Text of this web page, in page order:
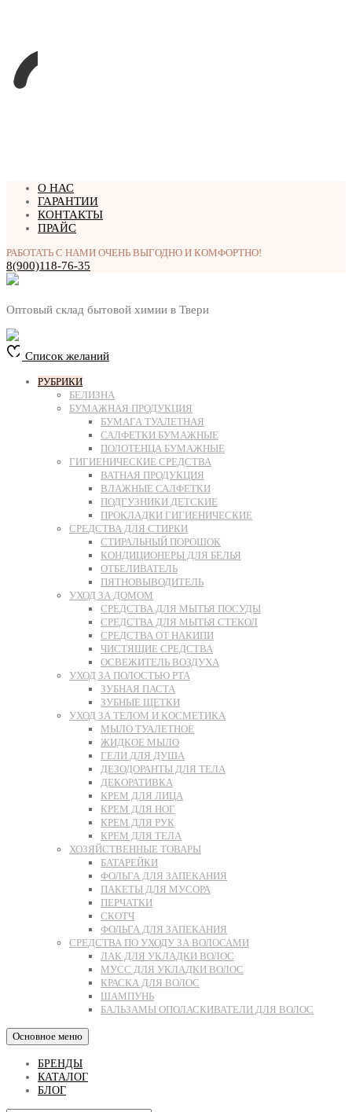
Перейти
содержимому
О НАС
ГАРАНТИИ
КОНТАКТЫ
ПРАЙС
РАБОТАТЬ С НАМИ ОЧЕНЬ ВЫГОДНО И КОМФОРТНО!
8(900)118-76-35
Оптовый склад бытовой химии в Твери
Список желаний
РУБРИКИ
БЕЛИЗНА
БУМАЖНАЯ ПРОДУКЦИЯ
БУМАГА ТУАЛЕТНАЯ
САЛФЕТКИ БУМАЖНЫЕ
ПОЛОТЕНЦА БУМАЖНЫЕ
ГИГИЕНИЧЕСКИЕ СРЕДСТВА
ВАТНАЯ ПРОДУКЦИЯ
ВЛАЖНЫЕ САЛФЕТКИ
ПОДГУЗНИКИ ДЕТСКИЕ
ПРОКЛАДКИ ГИГИЕНИЧЕСКИЕ
СРЕДСТВА ДЛЯ СТИРКИ
СТИРАЛЬНЫЙ ПОРОШОК
КОНДИЦИОНЕРЫ ДЛЯ БЕЛЬЯ
ОТБЕЛИВАТЕЛЬ
ПЯТНОВЫВОДИТЕЛЬ
УХОД ЗА ДОМОМ
СРЕДСТВА ДЛЯ МЫТЬЯ ПОСУДЫ
СРЕДСТВА ДЛЯ МЫТЬЯ СТЕКОЛ
СРЕДСТВА ОТ НАКИПИ
ЧИСТЯЩИЕ СРЕДСТВА
ОСВЕЖИТЕЛЬ ВОЗДУХА
УХОД ЗА ПОЛОСТЬЮ РТА
ЗУБНАЯ ПАСТА
ЗУБНЫЕ ЩЕТКИ
УХОД ЗА ТЕЛОМ И КОСМЕТИКА
МЫЛО ТУАЛЕТНОЕ
ЖИДКОЕ МЫЛО
ГЕЛИ ДЛЯ ДУША
ДЕЗОДОРАНТЫ ДЛЯ ТЕЛА
ДЕКОРАТИВКА
КРЕМ ДЛЯ ЛИЦА
КРЕМ ДЛЯ НОГ
КРЕМ ДЛЯ РУК
КРЕМ ДЛЯ ТЕЛА
ХОЗЯЙСТВЕННЫЕ ТОВАРЫ
БАТАРЕЙКИ
ФОЛЬГА ДЛЯ ЗАПЕКАНИЯ
ПАКЕТЫ ДЛЯ МУСОРА
ПЕРЧАТКИ
СКОТЧ
ФОЛЬГА ДЛЯ ЗАПЕКАНИЯ
СРЕДСТВА ПО УХОДУ ЗА ВОЛОСАМИ
ЛАК ДЛЯ УКЛАДКИ ВОЛОС
МУСС ДЛЯ УКЛАДКИ ВОЛОС
КРАСКА ДЛЯ ВОЛОС
ШАМПУНЬ
БАЛЬЗАМЫ ОПОЛАСКИВАТЕЛИ ДЛЯ ВОЛОС
Основное меню
БРЕНДЫ
КАТАЛОГ
БЛОГ